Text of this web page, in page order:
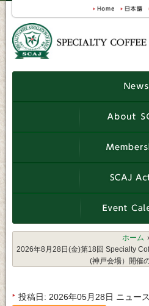
ホーム
2026年8月28日(金)第18回 Specialty
(神戸会場）開催
投稿日 2026年05月28日 ニュー